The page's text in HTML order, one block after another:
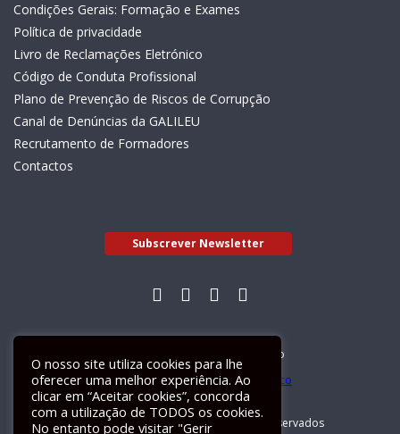
Condições Gerais: Formação e Exames
Política de privacidade
Livro de Reclamações Eletrónico
Código de Conduta Profissional
Plano de Prevenção de Riscos de Corrupção
Canal de Denúncias da GALILEU
Recrutamento de Formadores
Contactos
Subscrever Newsletter
Livro de Reclamações Electrónico
GALILEU 2026 © Todos os direitos reservados
O nosso site utiliza cookies para lhe
oferecer uma melhor experiência. Ao
clicar em “Aceitar cookies”, concorda
com a utilização de TODOS os cookies.
No entanto pode visitar "Gerir